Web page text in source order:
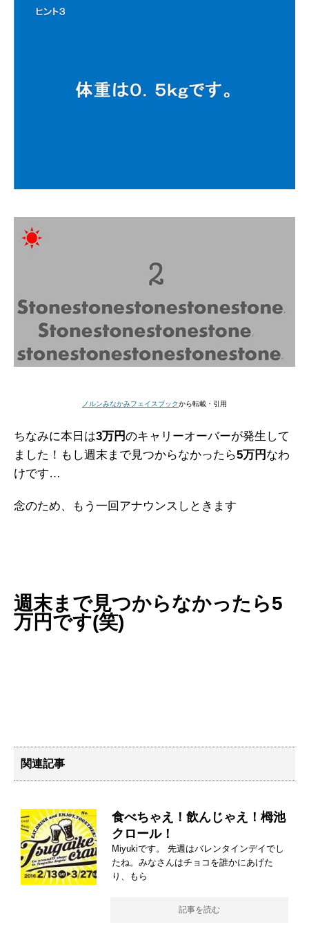
ノルンみなかみフェイスブックから転載・引用
ちなみに本日は3万円のキャリーオーバーが発生して
ました！もし週末まで見つからなかったら5万円 なわ
けです…
念のため、もう一回アナウンスしときます
週末まで見つからなかったら5
万円です(笑)
関連記事
食べちゃえ！飲んじゃえ！栂池
クロール！
Miyukiです。 先週はバレンタインデイでし
たね。みなさんはチョコを誰かにあげた
り、もら
記事を読む